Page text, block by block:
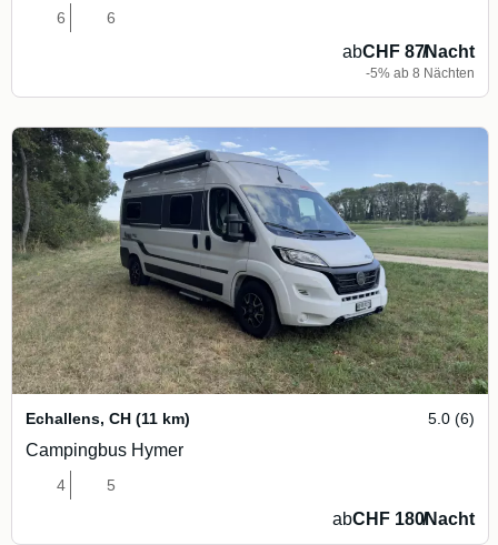
6 6
abCHF 87/Nacht
-5% ab 8 Nächten
Echallens, CH (11 km) 5.0 (6)
Campingbus Hymer
4 5
abCHF 180/Nacht